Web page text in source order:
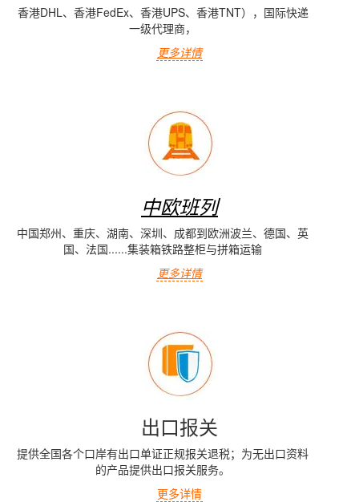
香港DHL、香港FedEx、香港UPS、香港TNT），国际快递
一级代理商，
更多详情
中欧班列
中国郑州、重庆、湖南、深圳、成都到欧洲波兰、德国、英
国、法国......集装箱铁路整柜与拼箱运输
更多详情
出口报关
提供全国各个口岸有出口单证正规报关退税；为无出口资料
的产品提供出口报关服务。
更多详情